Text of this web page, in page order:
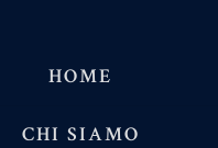
HOME
CHI SIAMO